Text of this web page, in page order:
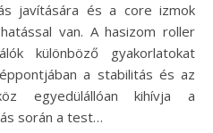
javítására és a core izmok
van. A hasizom roller
különböző gyakorlatokat
a stabilitás és az
egyedülállóan kihívja a
során a test…